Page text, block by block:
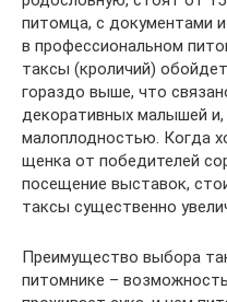
питомца, с документами
в профессиональном
таксы (кроличий)
гораздо выше, что
декоративных малышей
малоплодностью. Когда
щенка от победителей
посещение выставок,
таксы существенно
Преимущество выбора
питомнике – возможность